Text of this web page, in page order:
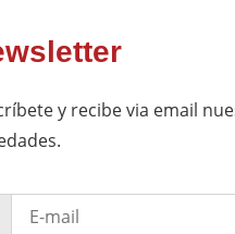
y recibe via email